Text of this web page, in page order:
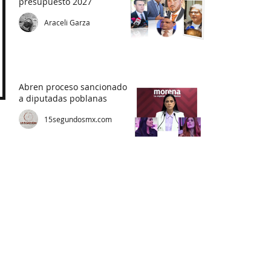
Araceli Garza
Abren proceso sancionador
a diputadas poblanas
15segundosmx.com